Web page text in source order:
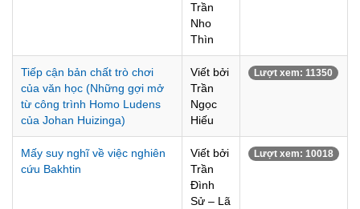
Trần
Nho
Thìn
Tiếp cận bản chất trò chơi
của văn học (Những gợi mở
từ công trình Homo Ludens
của Johan Huizinga)
Viết bởi
Trần
Ngọc
Hiếu
Lượt xem: 11350
Mấy suy nghĩ về việc nghiên
cứu Bakhtin
Viết bởi
Trần
Đình
Sử – Lã
Lượt xem: 10018